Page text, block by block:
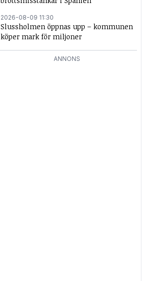
2026-08-09 11:30
Slussholmen öppnas upp – kommunen
köper mark för miljoner
ANNONS